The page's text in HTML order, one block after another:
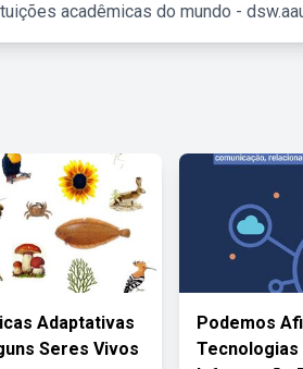
acadêmicas do mundo -
Adaptativas
Seres Vivos
Podemos
Tecnologias